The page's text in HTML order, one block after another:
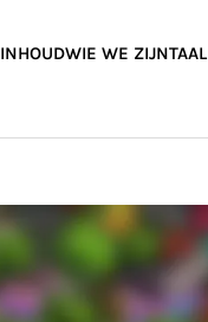
INHOUDWIE WE ZIJNTAAL